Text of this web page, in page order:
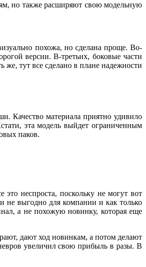
но также расширяют свою модельную
похожа, но сделана проще. Во-
версии. В-третьих, боковые части
же, тут все сделано в плане надежности
Качество материала приятно удивило
эта модель выйдет ограниченным
паков.
это неспроста, поскольку не могут вот
не выгодно для компании и как только
а не похожую новинку, которая еще
дают ход новинкам, а потом делают
увеличил свою прибыль в разы. В